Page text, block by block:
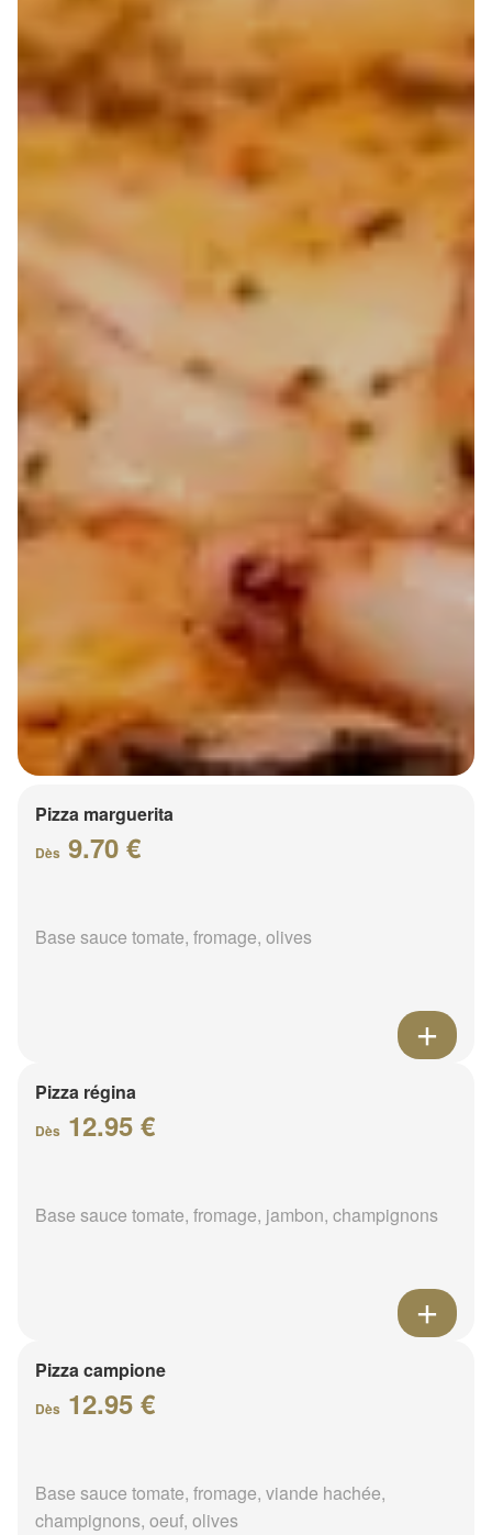
Pizza marguerita
Dès 9.70 €
Base sauce tomate, fromage, olives
Pizza régina
Dès 12.95 €
Base sauce tomate, fromage, jambon, champignons
Pizza campione
Dès 12.95 €
Base sauce tomate, fromage, viande hachée,
champignons, oeuf, olives